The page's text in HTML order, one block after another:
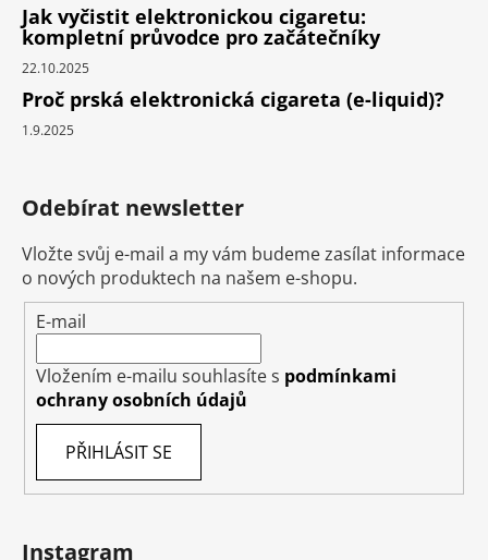
Jak vyčistit elektronickou cigaretu:
kompletní průvodce pro začátečníky
22.10.2025
Proč prská elektronická cigareta (e-liquid)?
1.9.2025
Odebírat newsletter
Vložte svůj e-mail a my vám budeme zasílat informace
o nových produktech na našem e-shopu.
E-mail
Vložením e-mailu souhlasíte s podmínkami
ochrany osobních údajů
PŘIHLÁSIT SE
Instagram